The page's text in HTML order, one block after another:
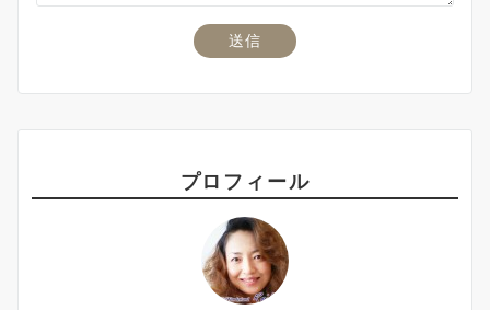
プロフィール